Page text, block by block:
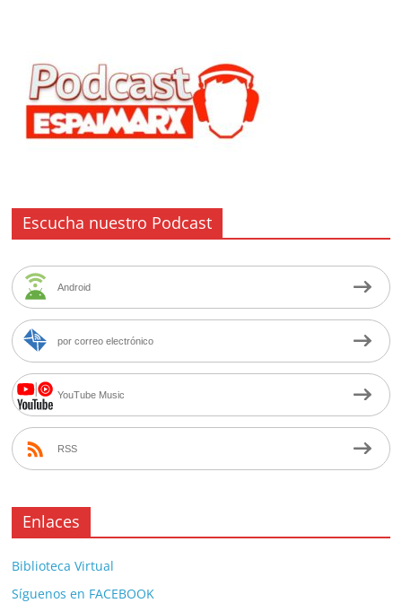
Escucha nuestro Podcast
Android
por correo electrónico
YouTube Music
RSS
Enlaces
Biblioteca Virtual
Síguenos en FACEBOOK